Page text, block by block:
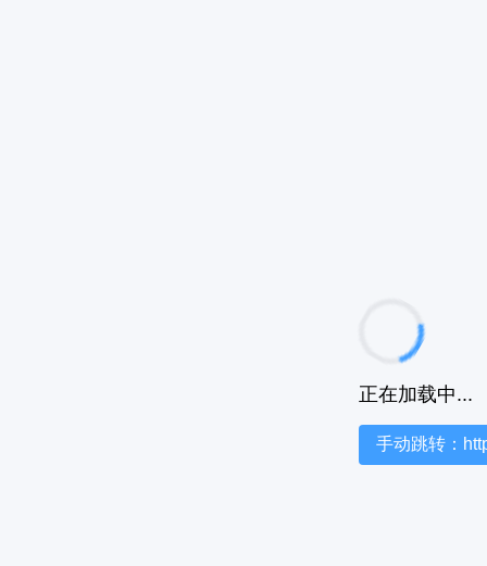
正在加载中...
手动跳转：